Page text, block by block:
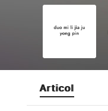
Articol